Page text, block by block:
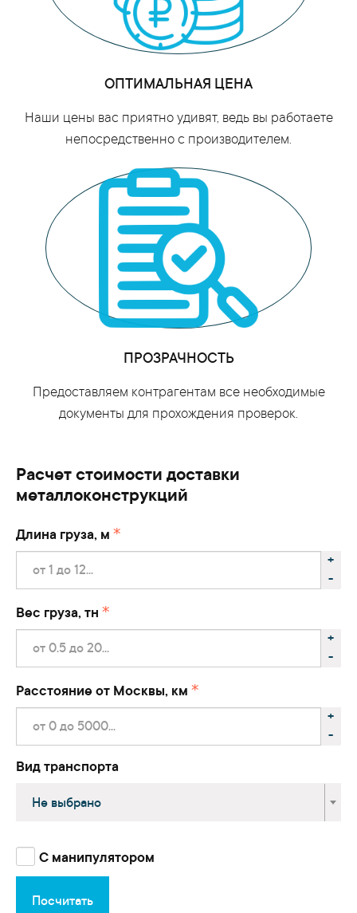
ОПТИМАЛЬНАЯ ЦЕНА
Наши цены вас приятно удивят, ведь вы работаете
непосредственно с производителем.
ПРОЗРАЧНОСТЬ
Предоставляем контрагентам все необходимые
документы для прохождения проверок.
Расчет стоимости доставки
металлоконструкций
Длина груза, м
+
-
Вес груза, тн
+
-
Расстояние от Москвы, км
+
-
Вид транспорта
Не выбрано
С манипулятором
Посчитать